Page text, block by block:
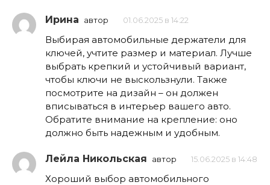
Ирина автор 01.06.2025 в 14:22
Выбирая автомобильные держатели для
ключей, учтите размер и материал. Лучше
выбрать крепкий и устойчивый вариант,
чтобы ключи не выскользнули. Также
посмотрите на дизайн – он должен
вписываться в интерьер вашего авто.
Обратите внимание на крепление: оно
должно быть надежным и удобным.
Лейла Никольская автор 15.06.2025 в 14:48
Хороший выбор автомобильного